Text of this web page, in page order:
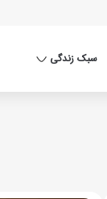
سبک زندگی